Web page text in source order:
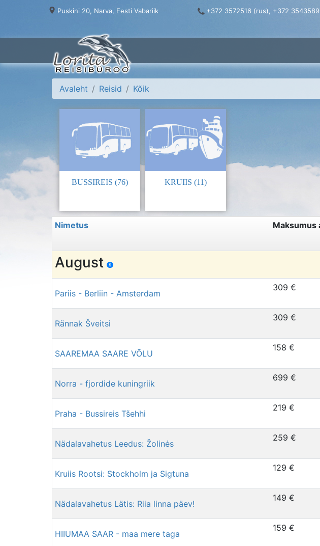
Puskini 20, Narva, Eesti Vabariik +372 3572516 (rus), +372
Avaleht Reisid Kõik
BUSSIREIS (76) KRUIIS (11)
Nimetus Maksumus
August
Pariis - Berliin - Amsterdam
309 €
Rännak Šveitsi
309 €
SAAREMAA SAARE VÕLU
158 €
Norra - fjordide kuningriik
699 €
Praha - Bussireis Tšehhi
219 €
Nädalavahetus Leedus: Žolinės
259 €
Kruiis Rootsi: Stockholm ja Sigtuna
129 €
Nädalavahetus Lätis: Riia linna päev!
149 €
HIIUMAA SAAR - maa mere taga
159 €